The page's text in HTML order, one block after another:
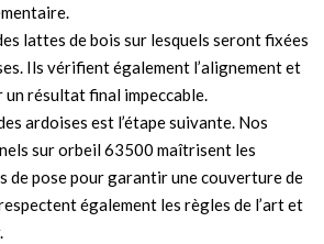
lattes de bois sur lesquels seront fixées
Ils vérifient également l’alignement et
un résultat final impeccable.
ardoises est l’étape suivante. Nos
sur orbeil 63500 maîtrisent les
de pose pour garantir une couverture de
également les règles de l’art et